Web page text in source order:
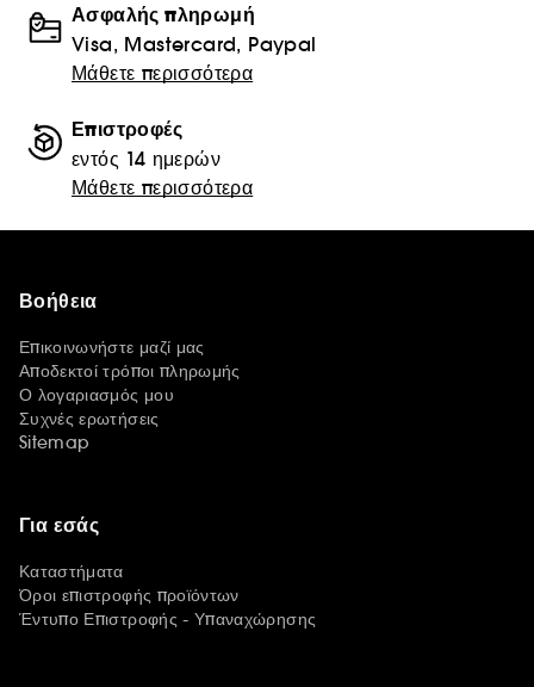
Ασφαλής πληρωμή
Visa, Mastercard, Paypal
Μάθετε περισσότερα
Επιστροφές
εντός 14 ημερών
Μάθετε περισσότερα
Βοήθεια
Επικοινωνήστε μαζί μας
Αποδεκτοί τρόποι πληρωμής
Ο λογαριασμός μου
Συχνές ερωτήσεις
Sitemap
Για εσάς
Καταστήματα
Όροι επιστροφής προϊόντων
Έντυπο Επιστροφής - Υπαναχώρησης